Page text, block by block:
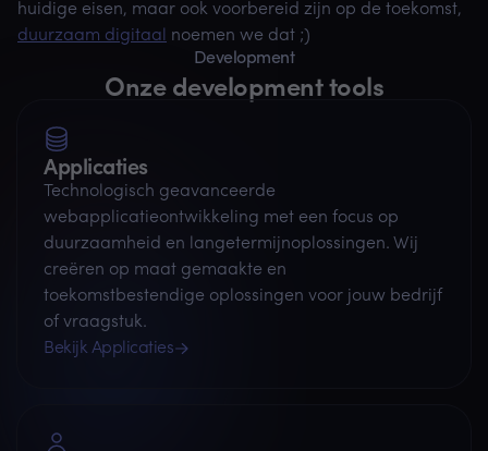
huidige eisen, maar ook voorbereid zijn op de toekomst,
duurzaam digitaal noemen we dat ;)
Development
Onze development tools
Applicaties
Technologisch geavanceerde
webapplicatieontwikkeling met een focus op
duurzaamheid en langetermijnoplossingen. Wij
creëren op maat gemaakte en
toekomstbestendige oplossingen voor jouw bedrijf
of vraagstuk.
Bekijk Applicaties